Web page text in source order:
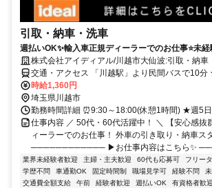
引取・納車・洗車
週払いOK✨輸入車正規ディーラーでのお仕事⭐未経
株式会社アイディアル/川越市大仙波:引取・納車
交通・アクセス 「川越駅」より民間バスで10
交通費全額支給
時給1,360円
埼玉県川越市
勤務時間詳細 ⏰9:30～18:00(休憩1時間) ★週5
仕事内容 ／ 50代・60代活躍中！ ＼ 【安心感抜
ィーラーでのお仕事！ 外車の引き取り・納車ス
──────────── ▶お仕事内容はこちら✨
業界未経験者歓迎 主婦・主夫歓迎 60代も応募可 フリー
学歴不問
車通勤OK 固定時間制 職場見学可 経験不問
交通費全額支給
午前 経験者歓迎 週払いOK 有資格者歓迎